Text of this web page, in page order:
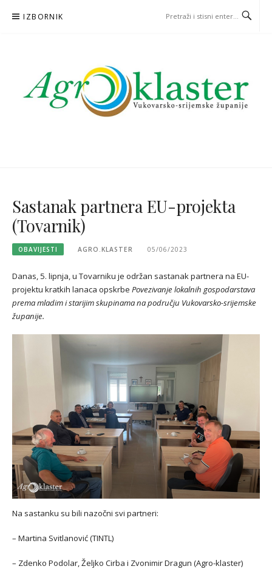
IZBORNIK
Sastanak partnera EU-projekta
(Tovarnik)
OBAVIJESTI AGRO.KLASTER 05/06/2023
Danas, 5. lipnja, u Tovarniku je održan sastanak partnera na EU-
projektu kratkih lanaca opskrbe Povezivanje lokalnih gospodarstava
prema mladim i starijim skupinama na području Vukovarsko-srijemske
županije.
Na sastanku su bili nazočni svi partneri:
– Martina Svitlanović (TINTL)
– Zdenko Podolar, Željko Cirba i Zvonimir Dragun (Agro-klaster)